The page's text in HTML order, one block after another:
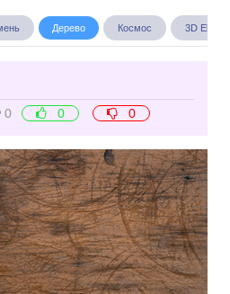
Дерево Космос 3D
0 0 0